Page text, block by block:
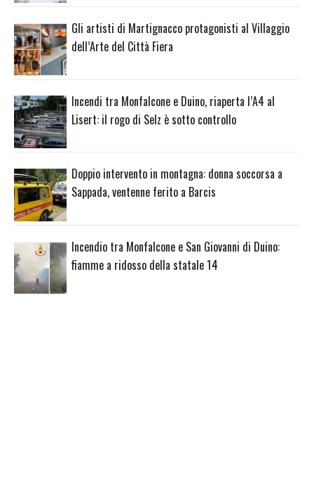
Gli artisti di Martignacco protagonisti al Villaggio
dell’Arte del Città Fiera
Incendi tra Monfalcone e Duino, riaperta l’A4 al
Lisert: il rogo di Selz è sotto controllo
Doppio intervento in montagna: donna soccorsa a
Sappada, ventenne ferito a Barcis
Incendio tra Monfalcone e San Giovanni di Duino:
fiamme a ridosso della statale 14